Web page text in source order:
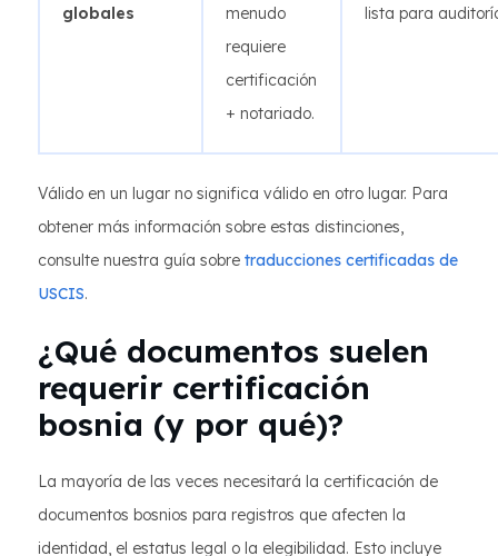
globales
menudo
requiere
certificación
+ notariado.
lista para
Válido en un lugar no significa válido en otro lugar. Para
obtener más información sobre estas distinciones,
consulte nuestra guía sobre traducciones certificadas de
USCIS.
¿Qué documentos suelen
requerir certificación
bosnia (y por qué)?
La mayoría de las veces necesitará la certificación de
documentos bosnios para registros que afecten la
identidad, el estatus legal o la elegibilidad. Esto incluye